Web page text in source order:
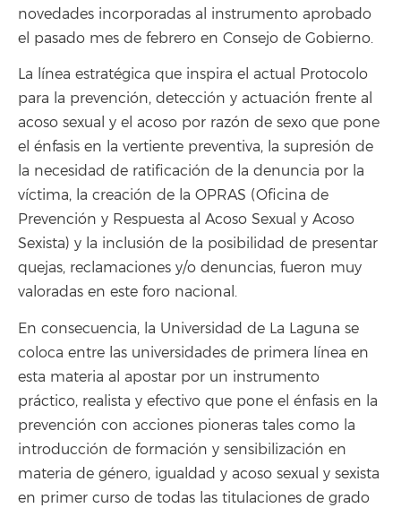
novedades incorporadas al instrumento aprobado
el pasado mes de febrero en Consejo de Gobierno.
La línea estratégica que inspira el actual Protocolo
para la prevención, detección y actuación frente al
acoso sexual y el acoso por razón de sexo que pone
el énfasis en la vertiente preventiva, la supresión de
la necesidad de ratificación de la denuncia por la
víctima, la creación de la OPRAS (Oficina de
Prevención y Respuesta al Acoso Sexual y Acoso
Sexista) y la inclusión de la posibilidad de presentar
quejas, reclamaciones y/o denuncias, fueron muy
valoradas en este foro nacional.
En consecuencia, la Universidad de La Laguna se
coloca entre las universidades de primera línea en
esta materia al apostar por un instrumento
práctico, realista y efectivo que pone el énfasis en la
prevención con acciones pioneras tales como la
introducción de formación y sensibilización en
materia de género, igualdad y acoso sexual y sexista
en primer curso de todas las titulaciones de grado